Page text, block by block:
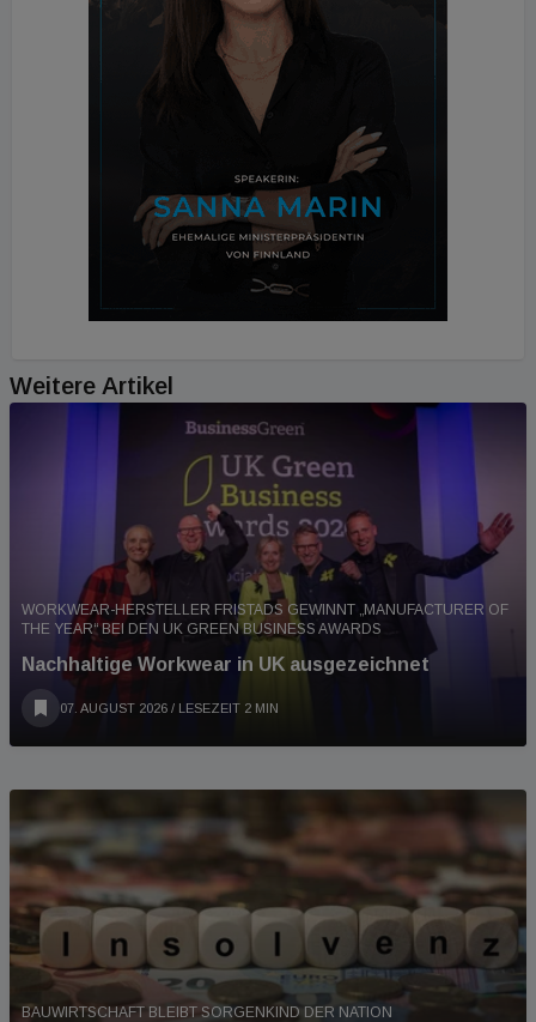
Weitere Artikel
WORKWEAR-HERSTELLER FRISTADS GEWINNT „MANUFACTURER OF
THE YEAR“ BEI DEN UK GREEN BUSINESS AWARDS
Nachhaltige Workwear in UK ausgezeichnet
07. AUGUST 2026 / LESEZEIT 2 MIN
BAUWIRTSCHAFT BLEIBT SORGENKIND DER NATION